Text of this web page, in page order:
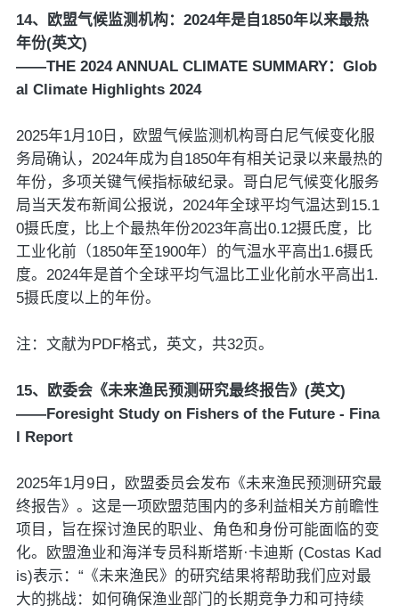
14、欧盟气候监测机构：2024年是自1850年以来最热
年份(英文)
——THE 2024 ANNUAL CLIMATE SUMMARY：Glob
al Climate Highlights 2024
2025年1月10日，欧盟气候监测机构哥白尼气候变化服
务局确认，2024年成为自1850年有相关记录以来最热的
年份，多项关键气候指标破纪录。哥白尼气候变化服务
局当天发布新闻公报说，2024年全球平均气温达到15.1
0摄氏度，比上个最热年份2023年高出0.12摄氏度，比
工业化前（1850年至1900年）的气温水平高出1.6摄氏
度。2024年是首个全球平均气温比工业化前水平高出1.
5摄氏度以上的年份。
注：文献为PDF格式，英文，共32页。
15、欧委会《未来渔民预测研究最终报告》(英文)
——Foresight Study on Fishers of the Future - Fina
l Report
2025年1月9日，欧盟委员会发布《未来渔民预测研究最
终报告》。这是一项欧盟范围内的多利益相关方前瞻性
项目，旨在探讨渔民的职业、角色和身份可能面临的变
化。欧盟渔业和海洋专员科斯塔斯·卡迪斯 (Costas Kad
is)表示：“《未来渔民》的研究结果将帮助我们应对最
大的挑战：如何确保渔业部门的长期竞争力和可持续